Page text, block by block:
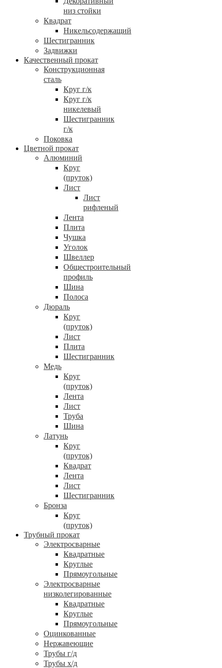
низ стойки
Квадрат
Никельсодержащий
Шестигранник
Задвижки
Качественный прокат
Конструкционная
сталь
Круг г/к
Круг г/к
никелевый
Шестигранник
г/к
Поковка
Цветной прокат
Алюминий
Круг
(пруток)
Лист
Лист
рифленый
Лента
Плита
Чушка
Уголок
Швеллер
Общестроительный
профиль
Шина
Полоса
Дюраль
Круг
(пруток)
Лист
Плита
Шестигранник
Медь
Круг
(пруток)
Лента
Лист
Труба
Шина
Латунь
Круг
(пруток)
Квадрат
Лента
Лист
Шестигранник
Бронза
Круг
(пруток)
Трубный прокат
Электросварные
Квадратные
Круглые
Прямоугольные
Электросварные
низколегированные
Квадратные
Круглые
Прямоугольные
Оцинкованные
Нержавеющие
Трубы г/д
Трубы х/д